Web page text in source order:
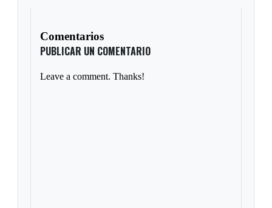
Comentarios
PUBLICAR UN COMENTARIO
Leave a comment. Thanks!